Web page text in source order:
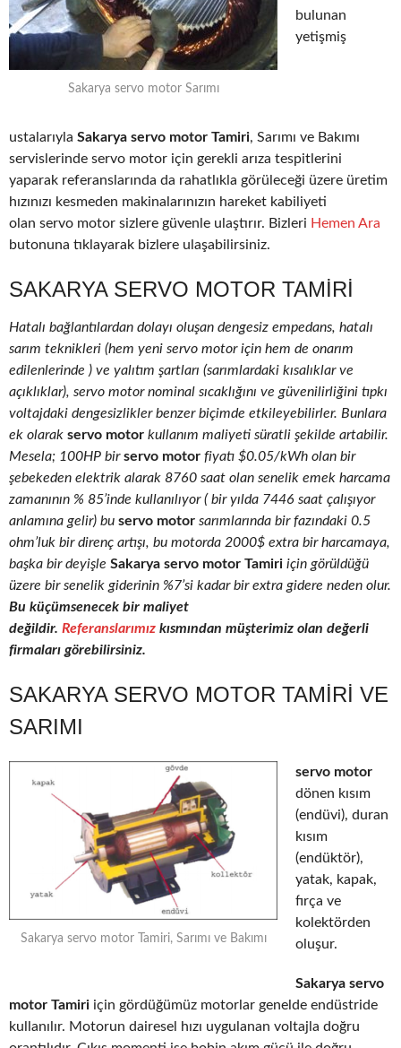
Sakarya servo motor Sarımı
bulunan
yetişmiş
ustalarıyla Sakarya servo motor Tamiri, Sarımı ve Bakımı
servislerinde servo motor için gerekli arıza tespitlerini
yaparak referanslarında da rahatlıkla görüleceği üzere üretim
hızınızı kesmeden makinalarınızın hareket kabiliyeti
olan servo motor sizlere güvenle ulaştırır. Bizleri Hemen Ara
butonuna tıklayarak bizlere ulaşabilirsiniz.
SAKARYA SERVO MOTOR TAMIRI
Hatalı bağlantılardan dolayı oluşan dengesiz empedans, hatalı
sarım teknikleri (hem yeni servo motor için hem de onarım
edilenlerinde ) ve yalıtım şartları (sarımlardaki kısalıklar ve
açıklıklar), servo motor nominal sıcaklığını ve güvenilirliğini tıpkı
voltajdaki dengesizlikler benzer biçimde etkileyebilirler. Bunlara
ek olarak servo motor kullanım maliyeti süratli şekilde artabilir.
Mesela; 100HP birservo motor fiyatı $0.05/kWh olan bir
şebekeden elektrik alarak 8760 saat olan senelik emek harcama
zamanının % 85’inde kullanılıyor ( bir yılda 7446 saat çalışıyor
anlamına gelir) bu servo motor sarımlarında bir fazındaki 0.5
ohm’luk bir direnç artışı, bu motorda 2000$ extra bir harcamaya,
başka bir deyişle Sakarya servo motor Tamiri için görüldüğü
üzere bir senelik giderinin %7’si kadar bir extra gidere neden olur.
Bu küçümsenecek bir maliyet
değildir. Referanslarımız kısmından müşterimiz olan değerli
firmaları görebilirsiniz.
SAKARYA SERVO MOTOR TAMIRI VE
SARIMI
Sakarya servo motor Tamiri, Sarımı ve Bakımı
servo motor
dönen kısım
(endüvi), duran
kısım
(endüktör),
yatak, kapak,
fırça ve
kolektörden
oluşur.
Sakarya servo
motor Tamiri için gördüğümüz motorlar genelde endüstride
kullanılır. Motorun dairesel hızı uygulanan voltajla doğru